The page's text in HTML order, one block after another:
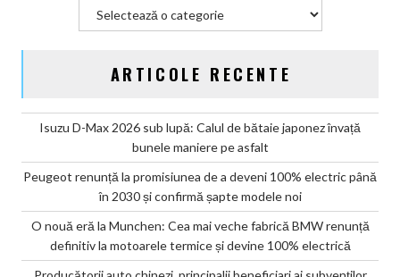
ARTICOLE RECENTE
Isuzu D-Max 2026 sub lupă: Calul de bătaie japonez învață
bunele maniere pe asfalt
Peugeot renunță la promisiunea de a deveni 100% electric până
în 2030 și confirmă șapte modele noi
O nouă eră la Munchen: Cea mai veche fabrică BMW renunță
definitiv la motoarele termice și devine 100% electrică